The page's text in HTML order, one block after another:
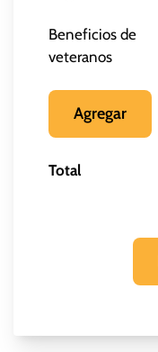
Beneficios de
veteranos
Agregar
Total